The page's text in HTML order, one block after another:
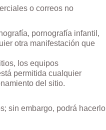
o correos no
pornografía infantil,
otra manifestación que
los equipos
permitida cualquier
del sitio.
sin embargo, podrá hacerlo